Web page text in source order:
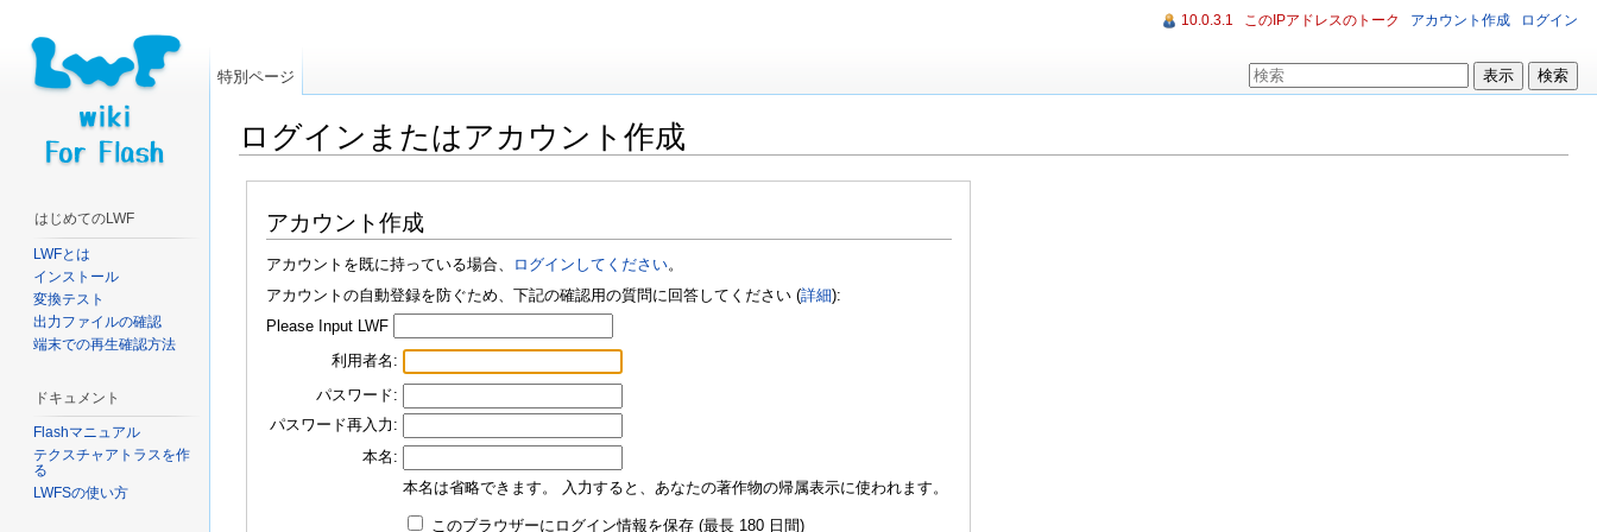
ログインまたはアカウント作成
アカウント作成
アカウントを既に持っている場合、 ログインしてください。
アカウントの自動登録を防ぐため、下記の確認用の質問に回答してください (詳細):
Please Input LWF
利用者名:
パスワード:
パスワード再入力:
本名:
本名は省略できます。 入力すると、あなたの著作物の帰属表示に使われます。
このブラウザーにログイン情報を保存 (最長 180 日間)
10.0.3.1 このIPアドレスのトーク アカウント作成 ログイン
特別ページ
はじめてのLWF
LWFとは
インストール
変換テスト
出力ファイルの確認
端末での再生確認方法
ドキュメント
Flashマニュアル
テクスチャアトラスを作
る
LWFSの使い方